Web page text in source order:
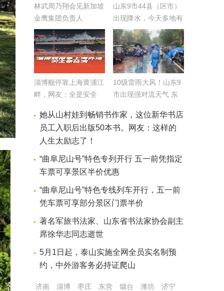
林武周乃翔会见新加坡
金鹰集团负责人
山东9市44县（区市）
出现降水，今天多地有
雷雨
淄博舰停靠上海黄浦江
畔，网友：全是安全
10级雷雨大风！山东9
市出现强对流天气 东
+雷电
她从山村娃到畅销书作家，这位新华书店
员工入职后出版50本书。网友：这样的
人生太励志了！
“曲阜尼山号”特色专列开行 五一前凭指定
车票可享景区半价优惠
“曲阜尼山号”特色专线列车开行，五一前
凭车票可享部分景区门票半价
著名军旅书法家、山东省书法家协会副主
席徐华志同志逝世
5月1日起，泰山实施全网全员实名制预
约，中外游客务必持证爬山
济南 淄博 枣庄 东营 烟台 潍坊
济宁